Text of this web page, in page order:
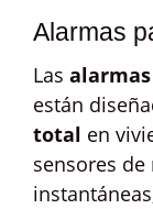
Alarmas
Las
están
total en
sensores